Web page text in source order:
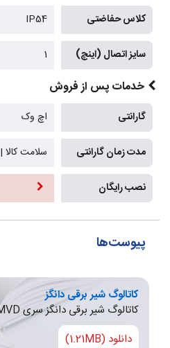
کلاس حفاضتی IP54
سایز اتصال (اینچ) 1
خدمات پس از فروش
گارانتی اچ وک
مدت زمان گارانتی سلامت کالا | 7 روز ضمانت بازگشت
نصب رایگان
پیوست‌ها
کاتالوگ شیر برقی دانگز
کاتالوگ شیر برقی دانگز سری MVD و MVDLE
دانلود (1.21MB)